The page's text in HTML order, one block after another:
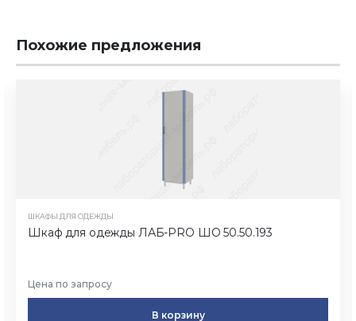
Похожие предложения
ШКАФЫ ДЛЯ ОДЕЖДЫ
Шкаф для одежды ЛАБ-PRO ШО 50.50.193
Цена по запросу
В корзину